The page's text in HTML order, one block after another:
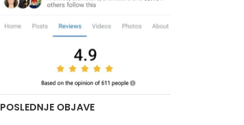
POSLEDNJE OBJAVE